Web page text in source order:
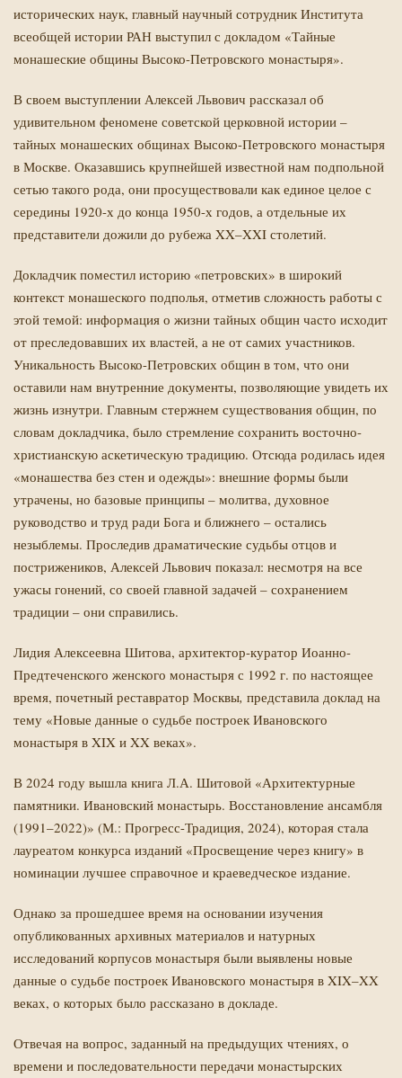
исторических наук, главный научный сотрудник Института
всеобщей истории РАН выступил с докладом «Тайные
монашеские общины Высоко-Петровского монастыря».
В своем выступлении Алексей Львович рассказал об
удивительном феномене советской церковной истории –
тайных монашеских общинах Высоко-Петровского монастыря
в Москве. Оказавшись крупнейшей известной нам подпольной
сетью такого рода, они просуществовали как единое целое с
середины 1920-х до конца 1950-х годов, а отдельные их
представители дожили до рубежа XX–XXI столетий.
Докладчик поместил историю «петровских» в широкий
контекст монашеского подполья, отметив сложность работы с
этой темой: информация о жизни тайных общин часто исходит
от преследовавших их властей, а не от самих участников.
Уникальность Высоко-Петровских общин в том, что они
оставили нам внутренние документы, позволяющие увидеть их
жизнь изнутри. Главным стержнем существования общин, по
словам докладчика, было стремление сохранить восточно-
христианскую аскетическую традицию. Отсюда родилась идея
«монашества без стен и одежды»: внешние формы были
утрачены, но базовые принципы – молитва, духовное
руководство и труд ради Бога и ближнего – остались
незыблемы. Проследив драматические судьбы отцов и
пострижеников, Алексей Львович показал: несмотря на все
ужасы гонений, со своей главной задачей – сохранением
традиции – они справились.
Лидия Алексеевна Шитова, архитектор-куратор Иоанно-
Предтеченского женского монастыря с 1992 г. по настоящее
время, почетный реставратор Москвы, представила доклад на
тему «Новые данные о судьбе построек Ивановского
монастыря в XIX и XX веках».
В 2024 году вышла книга Л.А. Шитовой «Архитектурные
памятники. Ивановский монастырь. Восстановление ансамбля
(1991–2022)» (М.: Прогресс-Традиция, 2024), которая стала
лауреатом конкурса изданий «Просвещение через книгу» в
номинации лучшее справочное и краеведческое издание.
Однако за прошедшее время на основании изучения
опубликованных архивных материалов и натурных
исследований корпусов монастыря были выявлены новые
данные о судьбе построек Ивановского монастыря в XIX–XX
веках, о которых было рассказано в докладе.
Отвечая на вопрос, заданный на предыдущих чтениях, о
времени и последовательности передачи монастырских